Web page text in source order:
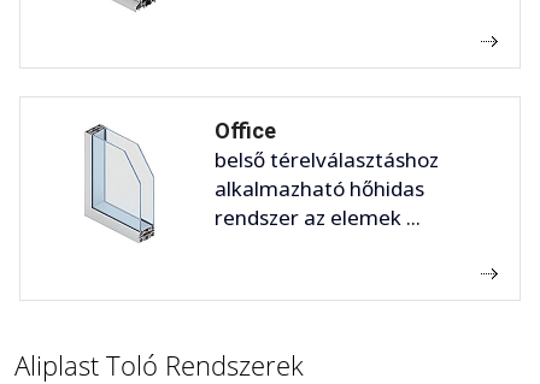
Office
belső térelválasztáshoz
alkalmazható hőhidas
rendszer az elemek ...
Aliplast Toló Rendszerek